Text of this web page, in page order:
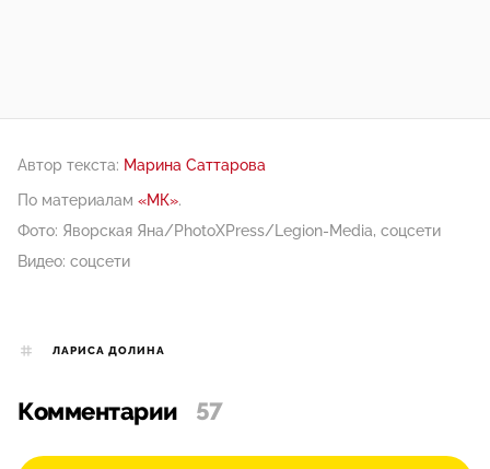
Автор текста: Марина Саттарова
По материалам «МК».
Фото: Яворская Яна/PhotoXPress/Legion-Media, соцсети
Видео: соцсети
ЛАРИСА ДОЛИНА
Комментарии 57